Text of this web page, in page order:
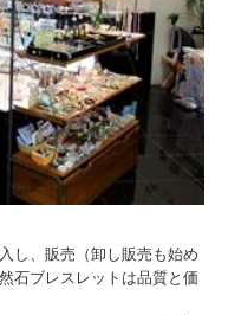
し、販売（卸し販売も始め
石ブレスレットは品質と価